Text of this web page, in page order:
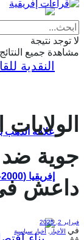
علاقة الذهب
إفريقيا (2000–2026)
لا توجد نتيجة
مشاهدة جميع النتائج
جوية ضد
داعش
فبراير 2, 2025
في الأخبار
أخبار سياسية